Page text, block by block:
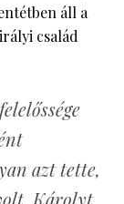
áll a
család
azt tette,